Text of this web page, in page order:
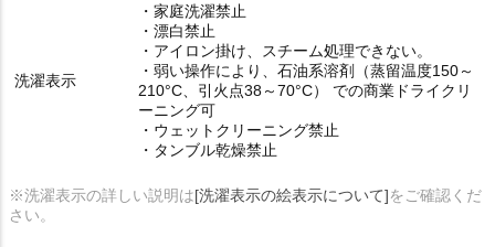
洗濯表示
・家庭洗濯禁止
・漂白禁止
・アイロン掛け、スチーム処理できない。
・弱い操作により、石油系溶剤（蒸留温度150～
210°C、引火点38～70°C） での商業ドライクリ
ーニング可
・ウェットクリーニング禁止
・タンブル乾燥禁止
※洗濯表示の詳しい説明は[洗濯表示の絵表示について]をご確認くだ
さい。